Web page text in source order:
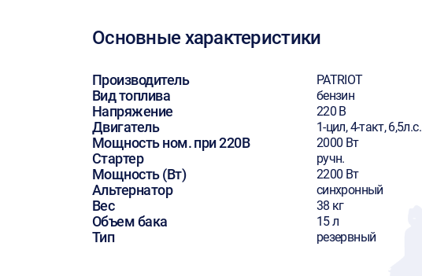
Основные характеристики
Производитель PATRIOT
Вид топлива бензин
Напряжение 220 В
Двигатель 1-цил, 4-такт, 6,5л.с.
Мощность ном. при 220В 2000 Вт
Стартер ручн.
Мощность (Вт) 2200 Вт
Альтернатор синхронный
Вес 38 кг
Объем бака 15 л
Тип резервный